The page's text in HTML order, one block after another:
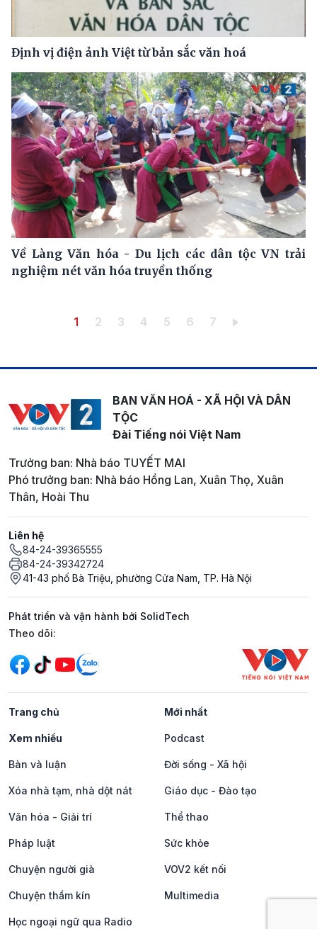
Định vị điện ảnh Việt từ bản sắc văn hoá
Về Làng Văn hóa - Du lịch các dân tộc VN trải
nghiệm nét văn hóa truyền thống
PaginationTrang hiện thời
1 Trang
2 Trang
3 Trang
4 Trang
5 Trang
6 Trang
7
BAN VĂN HOÁ - XÃ HỘI VÀ DÂN
TỘC
Đài Tiếng nói Việt Nam
Trưởng ban: Nhà báo TUYẾT MAI
Phó trưởng ban: Nhà báo Hồng Lan, Xuân Thọ, Xuân
Thân, Hoài Thu
Liên hệ
84-24-39365555
84-24-39342724
41-43 phố Bà Triệu, phường Cửa Nam, TP. Hà Nội
Phát triển và vận hành bởi SolidTech
Mạng xã hội
Theo dõi:
Trang chủ Mới nhất
Xem nhiều Podcast
Bàn và luận Đời sống - Xã hội
Xóa nhà tạm, nhà dột nát Giáo dục - Đào tạo
Văn hóa - Giải trí Thể thao
Pháp luật Sức khỏe
Chuyện người già VOV2 kết nối
Chuyện thầm kín Multimedia
Học ngoại ngữ qua Radio